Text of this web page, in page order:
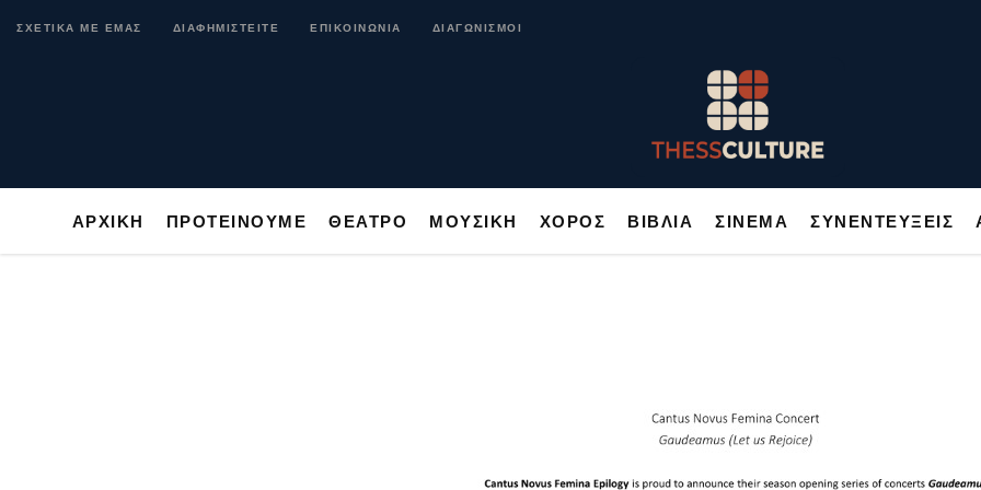
ΣΧΕΤΙΚΑ ΜΕ ΕΜΑΣ ΔΙΑΦΗΜΙΣΤΕΙΤΕ ΕΠΙΚΟΙΝΩΝΙΑ ΔΙΑΓΩΝΙΣΜΟΙ
ΑΡΧΙΚΗ ΠΡΟΤΕΙΝΟΥΜΕ ΘΕΑΤΡΟ ΜΟΥΣΙΚΗ ΧΟΡΟΣ ΒΙΒΛΙΑ ΣΙΝΕΜΑ ΣΥΝΕΝΤΕΥΞΕΙΣ
ΑΡΧΙΚΗ ΠΡΟΤΕΙΝΟΥΜΕ ΘΕΑΤΡΟ ΜΟΥΣΙΚΗ